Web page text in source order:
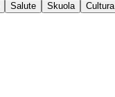
Salute Skuola Cultura